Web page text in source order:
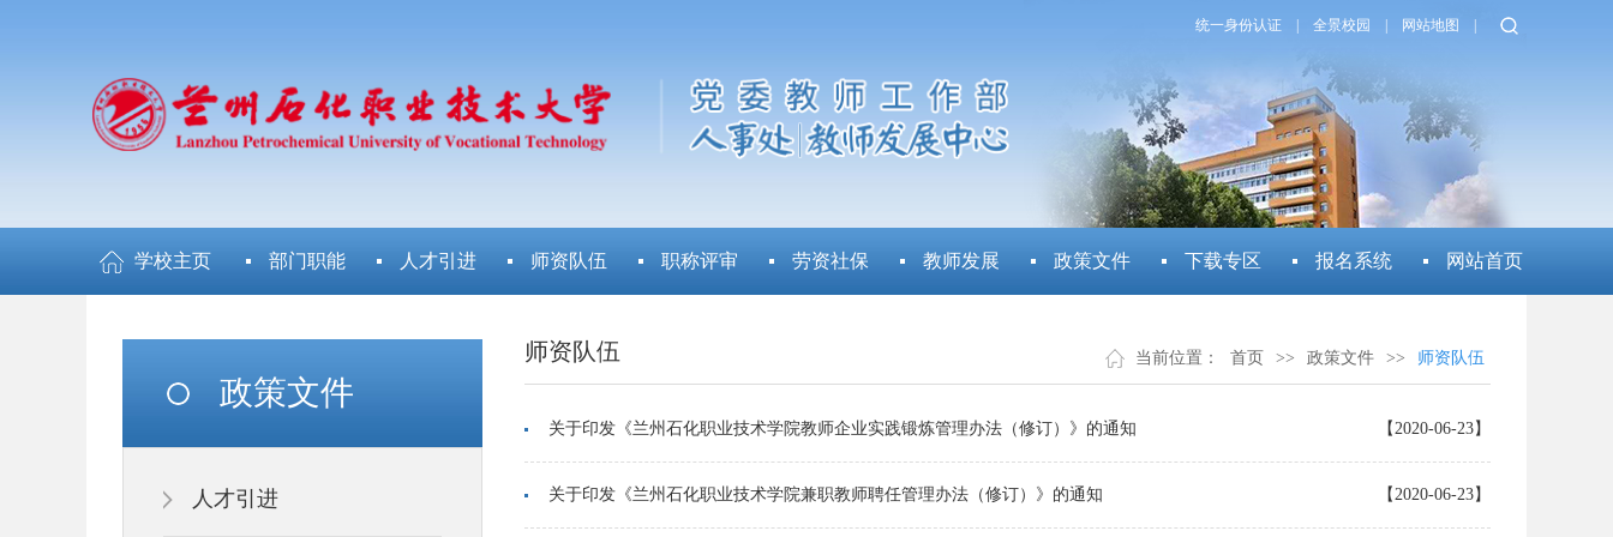
统一身份认证 全景校园 网站地图
学校主页 部门职能 人才引进 师资队伍 职称评审 劳资社保 教师发展 政策文件 下载专区 报名系统 网站首页
政策文件
人才引进
师资队伍 当前位置： 首页 >> 政策文件 >> 师资队伍
关于印发《兰州石化职业技术学院教师企业实践锻炼管理办法（修订）》的通知 【2020-06-23】
关于印发《兰州石化职业技术学院兼职教师聘任管理办法（修订）》的通知 【2020-06-23】